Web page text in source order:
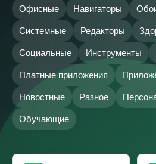
Офисные Навигаторы
Системные Редакторы
Социальные Инструменты
Платные приложения
Новостные Разное
Обучающие